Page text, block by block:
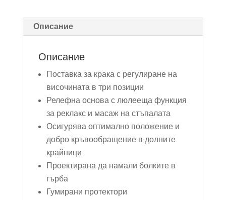
Описание
Описание
Поставка за крака с регулиране на
височината в три позиции
Релефна основа с люлееща функция
за реклакс и масаж на стъпалата
Осигурява оптимално положение и
добро кръвообращение в долните
крайници
Проектирана да намали болките в
гърба
Гумирани протектори